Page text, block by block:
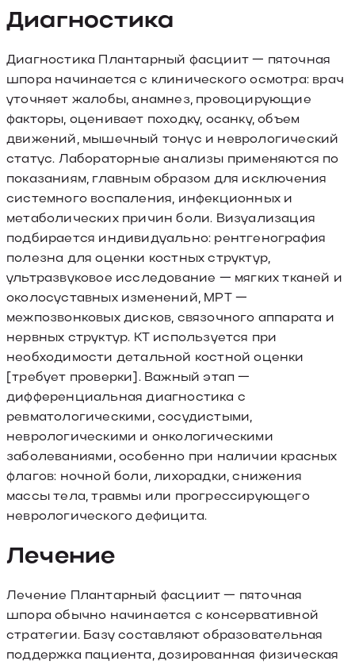
Диагностика
Диагностика Плантарный фасциит — пяточная
шпора начинается с клинического осмотра: врач
уточняет жалобы, анамнез, провоцирующие
факторы, оценивает походку, осанку, объем
движений, мышечный тонус и неврологический
статус. Лабораторные анализы применяются по
показаниям, главным образом для исключения
системного воспаления, инфекционных и
метаболических причин боли. Визуализация
подбирается индивидуально: рентгенография
полезна для оценки костных структур,
ультразвуковое исследование — мягких тканей и
околосуставных изменений, МРТ —
межпозвонковых дисков, связочного аппарата и
нервных структур. КТ используется при
необходимости детальной костной оценки
[требует проверки]. Важный этап —
дифференциальная диагностика с
ревматологическими, сосудистыми,
неврологическими и онкологическими
заболеваниями, особенно при наличии красных
флагов: ночной боли, лихорадки, снижения
массы тела, травмы или прогрессирующего
неврологического дефицита.
Лечение
Лечение Плантарный фасциит — пяточная
шпора обычно начинается с консервативной
стратегии. Базу составляют образовательная
поддержка пациента, дозированная физическая